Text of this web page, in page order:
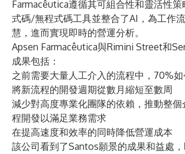
Farmacêutica遵循其可組合性和靈活性
式碼/無程式碼工具並整合了AI，為工作
慧，進而實現即時的營運分析。
Apsen Farmacêutica與Rimini Street和
成果包括：
之前需要大量人工介入的流程中，70%
將新流程的開發週期從數月縮短至數周
減少對高度專業化團隊的依賴，推動整
程開發以滿足業務需求
在提高速度和效率的同時降低營運成本
該公司看到了Santos願景的成果和益處